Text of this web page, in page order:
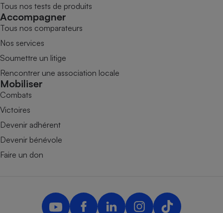
Tous nos tests de produits
Accompagner
Tous nos comparateurs
Nos services
Soumettre un litige
Rencontrer une association locale
Mobiliser
Combats
Victoires
Devenir adhérent
Devenir bénévole
Faire un don